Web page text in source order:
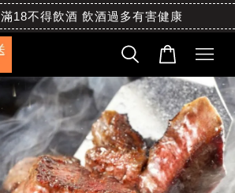
18不得飲酒 飲酒過多有害健康